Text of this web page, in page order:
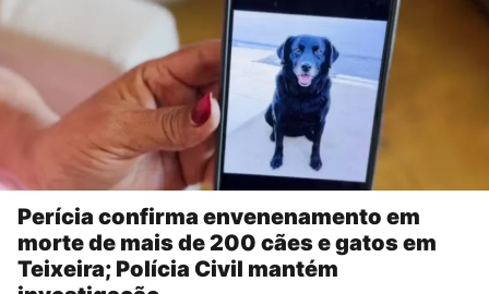
Perícia confirma envenenamento em
morte de mais de 200 cães e gatos em
Teixeira; Polícia Civil mantém